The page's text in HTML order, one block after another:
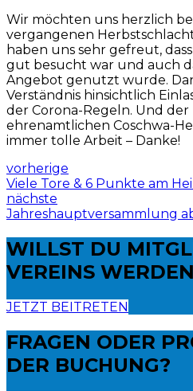
Wir möchten uns herzlich
vergangenen
haben uns sehr gefreut,
gut besucht war und auch
Angebot genutzt wurde.
Verständnis hinsichtlich
der Corona-Regeln. Und
ehrenamtlichen Coschwa-
immer tolle Arbeit – Danke!
vorherige
Viele Tore & 6 Punkte am
nächste
Jahreshauptversammlung
WILLST DU
VEREINS
JETZT BEITRETEN
FRAGEN ODER
DER BUCHUNG?